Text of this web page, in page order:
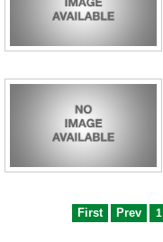
First Prev 1